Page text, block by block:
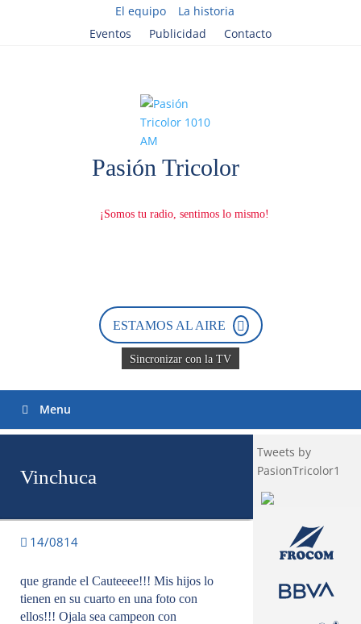
El equipo
La historia
Eventos
Publicidad Contacto
ESTAMOS AL AIRE
Sincronizar con la TV
Menu
Vinchuca
14/0814
que grande el Cauteeee!!! Mis hijos lo
tienen en su cuarto en una foto con
ellos!!! Ojala sea campeon con
Tweets by
PasionTricolor1